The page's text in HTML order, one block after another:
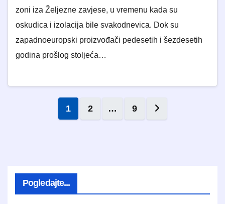
zoni iza Željezne zavjese, u vremenu kada su
oskudica i izolacija bile svakodnevica. Dok su
zapadnoeuropski proizvođači pedesetih i šezdesetih
godina prošlog stoljeća…
Brojevi stranica objava
1 2 … 9
Pogledajte...